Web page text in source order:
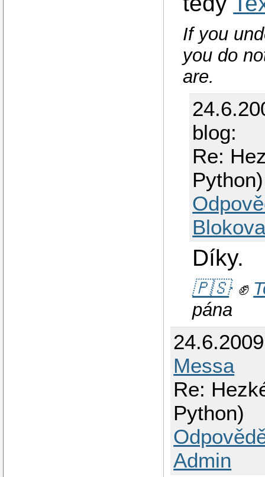
If you
you do
are.
blog:
Re:
Python)
Díky.
🇵🇸 ✊
pána
Messa
Re:
Python)
Admin